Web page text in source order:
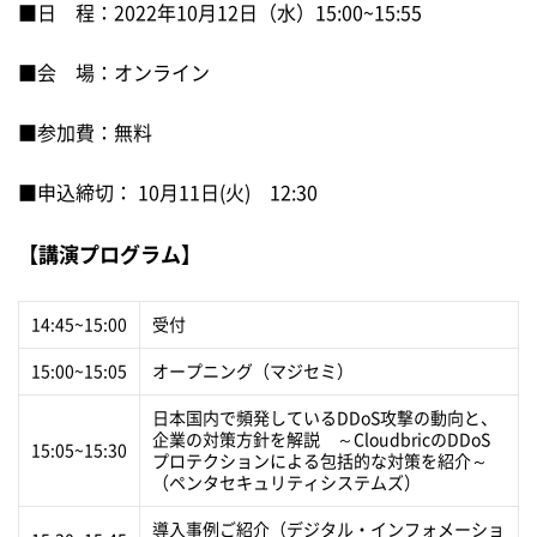
■日 程：2022年10月12日（水）15:00~15:55
■会 場：オンライン
■参加費：無料
■申込締切： 10月11日(火) 12:30
【講演プログラム】
14:45~15:00 受付
15:00~15:05 オープニング（マジセミ）
15:05~15:30
日本国内で頻発しているDDoS攻撃の動向と、
企業の対策方針を解説 ～CloudbricのDDoS
プロテクションによる包括的な対策を紹介～
（ペンタセキュリティシステムズ）
導入事例ご紹介（デジタル・インフォメーショ